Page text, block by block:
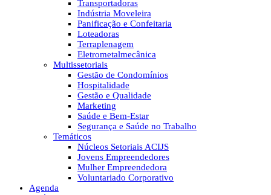
Transportadoras
Indústria Moveleira
Panificação e Confeitaria
Loteadoras
Terraplenagem
Eletrometalmecânica
Multissetoriais
Gestão de Condomínios
Hospitalidade
Gestão e Qualidade
Marketing
Saúde e Bem-Estar
Segurança e Saúde no Trabalho
Temáticos
Núcleos Setoriais ACIJS
Jovens Empreendedores
Mulher Empreendedora
Voluntariado Corporativo
Agenda